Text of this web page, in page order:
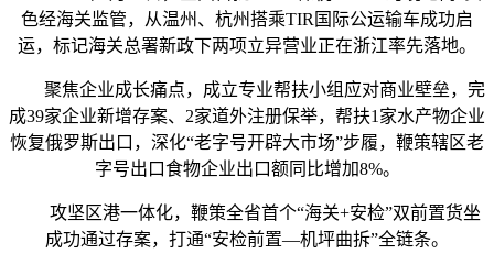
色经海关监管，从温州、杭州搭乘TIR国际公运输车成功启
运，标记海关总署新政下两项立异营业正在浙江率先落地。
聚焦企业成长痛点，成立专业帮扶小组应对商业壁垒，完
成39家企业新增存案、2家道外注册保举，帮扶1家水产物企业
恢复俄罗斯出口，深化“老字号开辟大市场”步履，鞭策辖区老
字号出口食物企业出口额同比增加8%。
攻坚区港一体化，鞭策全省首个“海关+安检”双前置货坐
成功通过存案，打通“安检前置—机坪曲拆”全链条。